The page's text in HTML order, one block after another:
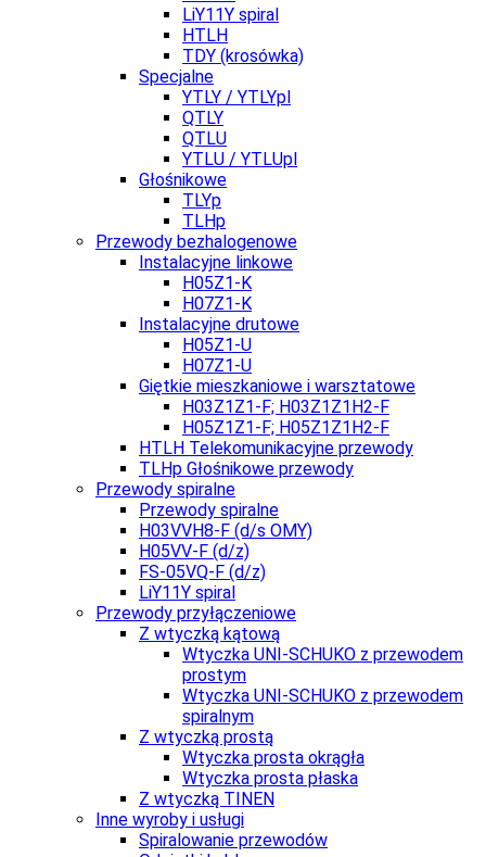
LiY11Y spiral
HTLH
TDY (krosówka)
Specjalne
YTLY / YTLYpl
QTLY
QTLU
YTLU / YTLUpl
Głośnikowe
TLYp
TLHp
Przewody bezhalogenowe
Instalacyjne linkowe
H05Z1-K
H07Z1-K
Instalacyjne drutowe
H05Z1-U
H07Z1-U
Giętkie mieszkaniowe i warsztatowe
H03Z1Z1-F; H03Z1Z1H2-F
H05Z1Z1-F; H05Z1Z1H2-F
HTLH Telekomunikacyjne przewody
TLHp Głośnikowe przewody
Przewody spiralne
Przewody spiralne
H03VVH8-F (d/s OMY)
H05VV-F (d/z)
FS-05VQ-F (d/z)
LiY11Y spiral
Przewody przyłączeniowe
Z wtyczką kątową
Wtyczka UNI-SCHUKO z przewodem
prostym
Wtyczka UNI-SCHUKO z przewodem
spiralnym
Z wtyczką prostą
Wtyczka prosta okrągła
Wtyczka prosta płaska
Z wtyczką TINEN
Inne wyroby i usługi
Spiralowanie przewodów